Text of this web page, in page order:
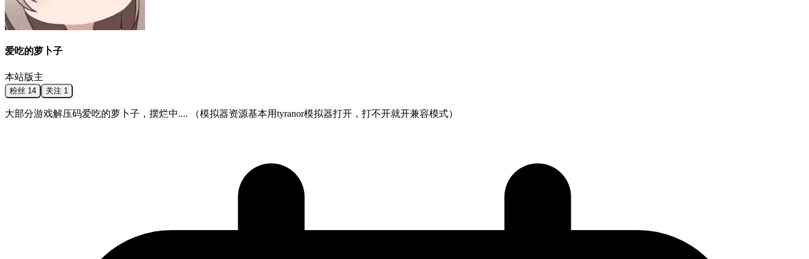
爱吃的萝卜子
本站版主
粉丝 14 关注 1
大部分游戏解压码爱吃的萝卜子，摆烂中.... （模拟器资源基本用tyranor模拟器打开，打不开就开兼容模式）